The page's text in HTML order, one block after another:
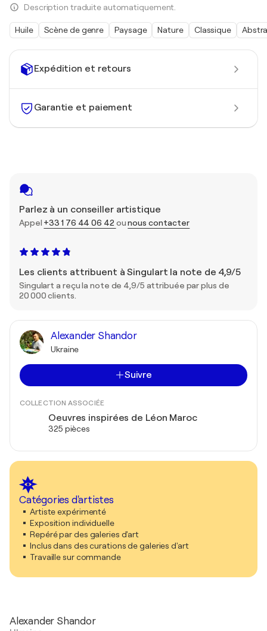
Expédition et retours
Garantie et paiement
Parlez à un conseiller artistique
Appel +33 1 76 44 06 42 ounous contacter
Les clients attribuent à Singulart la note de 4,9/5
Singulart a reçu la note de 4,9/5 attribuée par plus de
20 000 clients.
Alexander Shandor
Ukraine
Suivre
COLLECTION ASSOCIÉE
Oeuvres inspirées de Léon Maroc
325 pièces
Catégories d'artistes
Artiste expérimenté
Exposition individuelle
Repéré par des galeries d'art
Inclus dans des curations de galeries d'art
Travaille sur commande
Description traduite automatiquement.
Huile Scène de genre Paysage Nature Classique
Alexander Shandor